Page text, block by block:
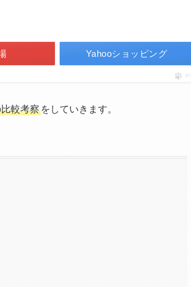
Yahooショッピング
ポ
較考察 をしていきます。